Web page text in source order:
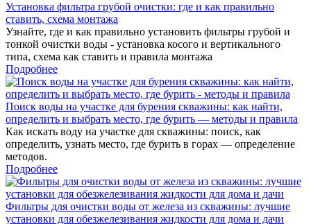
Установка фильтра грубой очистки: где и как правильно
ставить, схема монтажа
Узнайте, где и как правильно установить фильтры грубой и
тонкой очистки воды - установка косого и вертикального
типа, схема как ставить и правила монтажа
Подробнее
Поиск воды на участке для бурения скважины: как найти,
определить и выбрать место, где бурить — методы и правила
Как искать воду на участке для скважины: поиск, как
определить, узнать место, где бурить в горах — определение
методов.
Подробнее
Фильтры для очистки воды от железа из скважины: лучшие
установки для обезжелезивания жидкости для дома и дачи